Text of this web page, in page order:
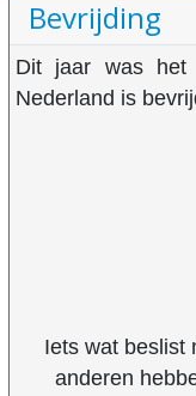
Bevrijding
Dit jaar was
Nederland is
Iets wat beslist
anderen